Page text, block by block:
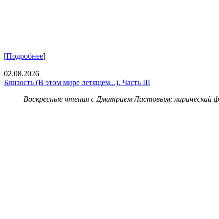
[Подробнее]
02.08.2026
Близость (В этом мире летящем...). Часть III
Воскресные чтения с Дмитрием Ластовым: лирический